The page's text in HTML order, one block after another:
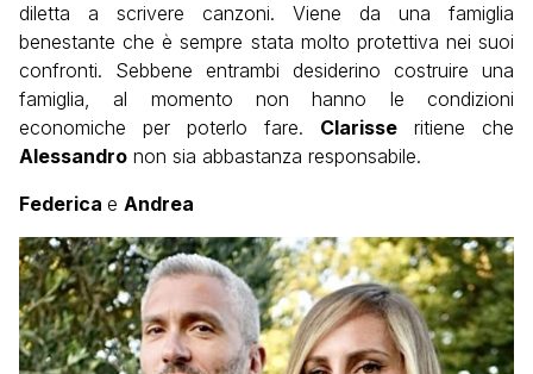
diletta a scrivere canzoni. Viene da una famiglia
benestante che è sempre stata molto protettiva nei suoi
confronti. Sebbene entrambi desiderino costruire una
famiglia, al momento non hanno le condizioni
economiche per poterlo fare. Clarisse ritiene che
Alessandro non sia abbastanza responsabile.
Federica e Andrea